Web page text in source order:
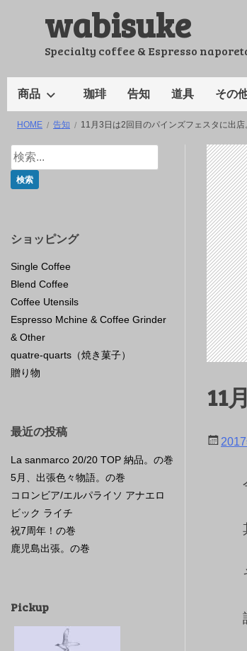
wabisuke
Specialty coffee & Espresso
商品 珈琲 告知 道具 その
HOME 告知 11月3日は2回目のパインズフェスタに出店
11
ショッピング
Single Coffee
Blend Coffee
Coffee Utensils
Espresso Mchine & Coffee Grinder
& Other
quatre-quarts（焼き菓子）
贈り物
最近の投稿
La sanmarco 20/20 TOP 納品。の巻
5月、出張色々物語。の巻
コロンビア/エルパライソ アナエロ
ビック ライチ
祝7周年！の巻
鹿児島出張。の巻
Pickup